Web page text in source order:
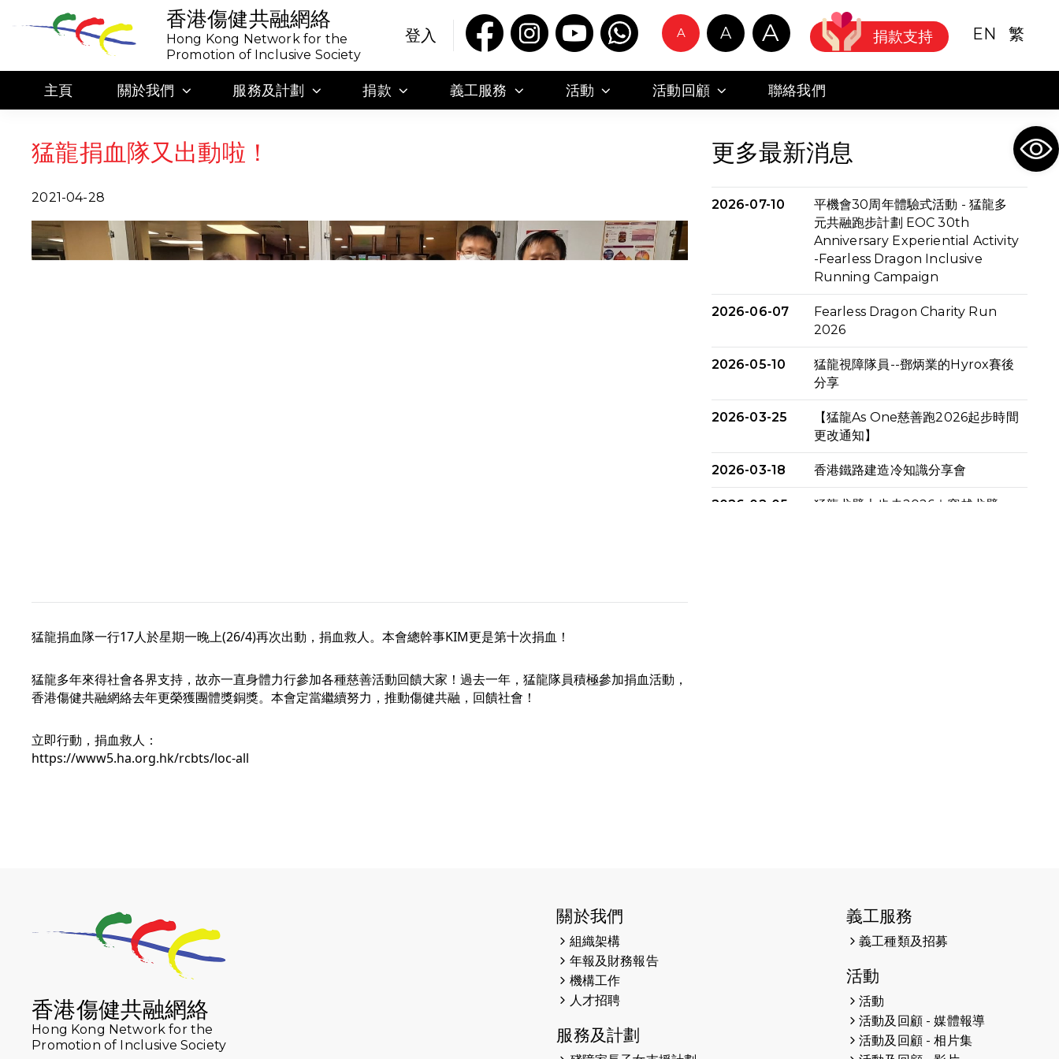
香港傷健共融網絡
Hong Kong Network for the
Promotion of Inclusive Society
登入 A A A 捐款支持 EN 繁
主頁 關於我們 服務及計劃 捐款 義工服務 活動 活動回顧 聯絡我們
猛龍捐血隊又出動啦！
2021-04-28
猛龍捐血隊一行17人於星期一晚上(26/4)再次出動，捐血救人。本會總幹事KIM更是第十次捐血！
猛龍多年來得社會各界支持，故亦一直身體力行參加各種慈善活動回饋大家！過去一年，猛龍隊員積極參加捐血活動，
香港傷健共融網絡去年更榮獲團體獎銅獎。本會定當繼續努力，推動傷健共融，回饋社會！
立即行動，捐血救人：
https://www5.ha.org.hk/rcbts/loc-all
更多最新消息
2026-07-10
平機會30周年體驗式活動 - 猛龍多
元共融跑步計劃 EOC 30th
Anniversary Experiential Activity
-Fearless Dragon Inclusive
Running Campaign
2026-06-07
Fearless Dragon Charity Run
2026
2026-05-10
猛龍視障隊員--鄧炳業的Hyrox賽後
分享
2026-03-25
【猛龍As One慈善跑2026起步時間
更改通知】
2026-03-18 香港鐵路建造冷知識分享會
2026-02-05
猛龍戈壁大步走2026｜穿越戈壁．
猛龍傳之誰怕誰包場｜感謝盛世商龍
會及愛。匯聚商龍會支持！
《猛龍傳之誰怕誰》電影欣賞 - 感謝
前香港勞工及福利局局長蕭偉強先
生，GBS，JP出席
《為你喝采陳百強歌迷會》慷慨贊助
香港傷健共融網絡
Hong Kong Network for the
Promotion of Inclusive Society
關於我們
組織架構
年報及財務報告
機構工作
人才招聘
服務及計劃
義工服務
義工種類及招募
活動
活動
活動及回顧 - 媒體報導
活動及回顧 - 相片集